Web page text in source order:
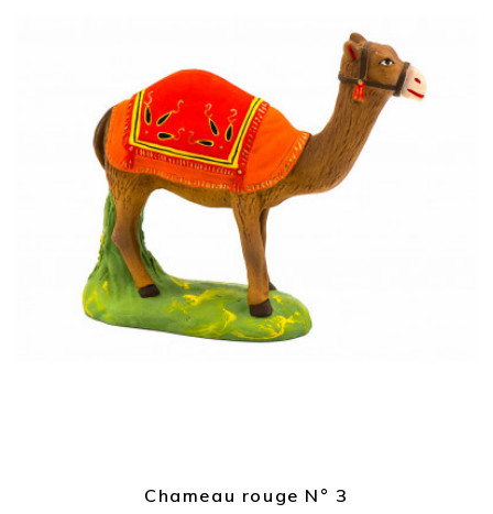
Chameau rouge N° 3